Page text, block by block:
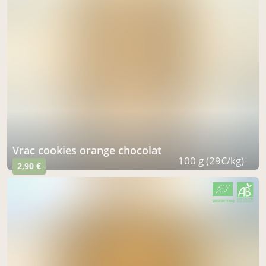
Vrac cookies orange chocolat
2,90 € 100 g (29€/kg)
CERTIFIÉ PAR FR-BIO-15
AGRICULTURE FRANCE